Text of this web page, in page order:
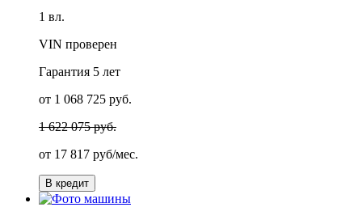
1 вл.
VIN проверен
Гарантия 5 лет
от 1 068 725 руб.
1 622 075 руб.
от 17 817 руб/мес.
В кредит